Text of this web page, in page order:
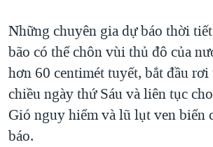
NGƯ DÂN VIỆT VÀ LÀN SÓNG TRỘM
BÊN KIA QUỐC LỘ: TIẾNG VỌNG TỪ
QUAN HỆ VIỆT MỸ
Những chuyên gia dự báo thời
bão có thể chôn vùi thủ đô của
hơn 60 centimét tuyết, bắt đầu
chiều ngày thứ Sáu và liên tục
Gió nguy hiểm và lũ lụt ven biển
báo.